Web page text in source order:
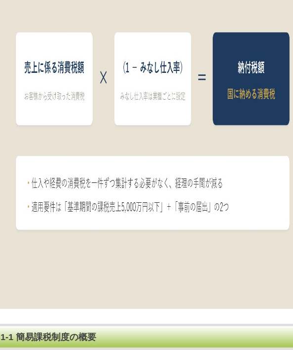
1-1 簡易課税制度の概要